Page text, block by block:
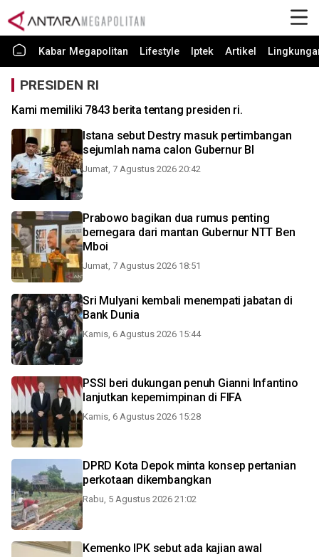
Kabar Megapolitan Lifestyle Iptek Artikel
PRESIDEN RI
Kami memiliki 7843 berita tentang presiden ri.
Istana sebut Destry masuk pertimbangan
sejumlah nama calon Gubernur BI
Jumat, 7 Agustus 2026 20:42
Prabowo bagikan dua rumus penting
bernegara dari mantan Gubernur NTT Ben
Mboi
Jumat, 7 Agustus 2026 18:51
Sri Mulyani kembali menempati jabatan di
Bank Dunia
Kamis, 6 Agustus 2026 15:44
PSSI beri dukungan penuh Gianni Infantino
lanjutkan kepemimpinan di FIFA
Kamis, 6 Agustus 2026 15:28
DPRD Kota Depok minta konsep pertanian
perkotaan dikembangkan
Rabu, 5 Agustus 2026 21:02
Kemenko IPK sebut ada kajian awal